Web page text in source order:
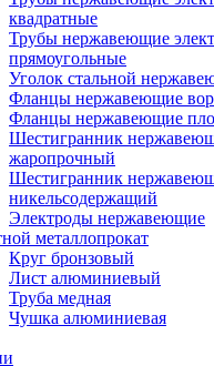
квадратные
Трубы нержавеющие
прямоугольные
Уголок стальной
Фланцы нержавеющие
Фланцы нержавеющие
Шестигранник
жаропрочный
Шестигранник
никельсодержащий
Электроды нержавеющие
металлопрокат
Круг бронзовый
Лист алюминиевый
Труба медная
Чушка алюминиевая